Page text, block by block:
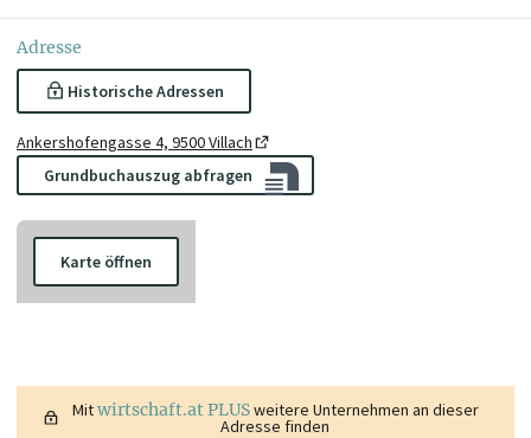
Adresse
Historische Adressen
Ankershofengasse 4, 9500 Villach
Grundbuchauszug abfragen
Karte öffnen
Mitwirtschaft.at PLUSweitere Unternehmen an dieser
Adresse finden